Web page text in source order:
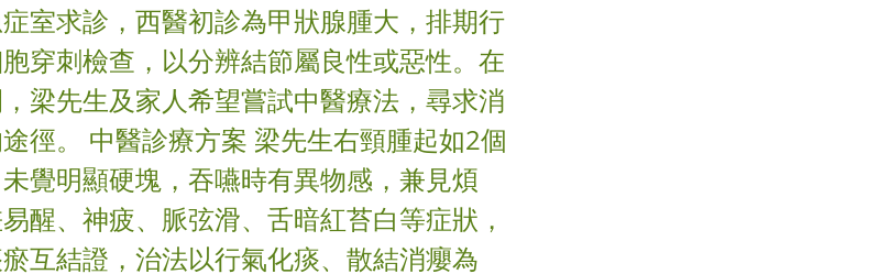
室求診，西醫初診為甲狀腺腫大，排期行
穿刺檢查，以分辨結節屬良性或惡性。在
梁先生及家人希望嘗試中醫療法，尋求消
徑。 中醫診療方案 梁先生右頸腫起如2個
覺明顯硬塊，吞嚥時有異物感，兼見煩
醒、神疲、脈弦滑、舌暗紅苔白等症狀，
互結證，治法以行氣化痰、散結消癭為